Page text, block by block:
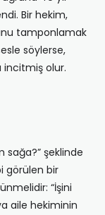
Bir hekim,
tamponlamak
söylerse,
incitmiş olur.
sağa?” şeklinde
görülen bir
“İşini
aile hekiminin